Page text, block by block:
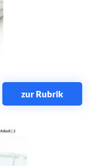
zur Rubrik